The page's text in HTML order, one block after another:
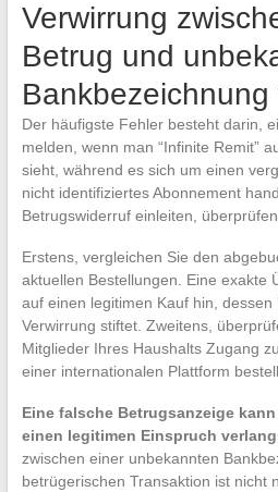
Verwirrung
Betrug und
Bankbezeichnung
Der häufigste Fehler besteht darin,
melden, wenn man “Infinite Remit”
sieht, während es sich um einen
nicht identifiziertes Abonnement
Betrugswiderruf einleiten,
Erstens, vergleichen Sie den
aktuellen Bestellungen. Eine exakte
auf einen legitimen Kauf hin, dessen
Verwirrung stiftet. Zweitens,
Mitglieder Ihres Haushalts Zugang
einer internationalen Plattform
Eine falsche Betrugsanzeige
einen legitimen Einspruch
zwischen einer unbekannten
betrügerischen Transaktion ist nicht